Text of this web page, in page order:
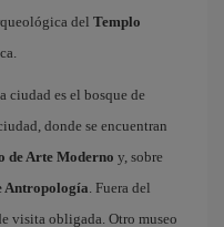
del Templo
ciudad es el bosque de
donde se encuentran
de Arte Moderno y, sobre
Antropología. Fuera del
visita obligada. Otro museo